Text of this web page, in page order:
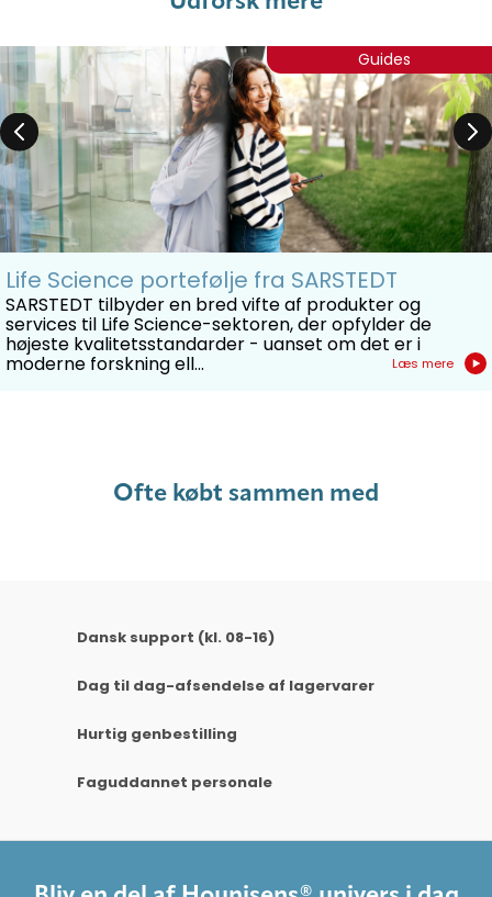
Guides
Life Science portefølje fra SARSTEDT
SARSTEDT tilbyder en bred vifte af produkter og
services til Life Science-sektoren, der opfylder de
højeste kvalitetsstandarder - uanset om det er i
moderne forskning ell... Læs mere
Ofte købt sammen med
Dansk support (kl. 08-16)
Dag til dag-afsendelse af lagervarer
Hurtig genbestilling
Faguddannet personale